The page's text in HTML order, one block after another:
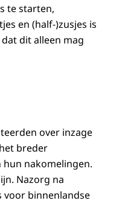
te starten,
en (half-)zusjes is
dit alleen mag
over inzage
breder
nakomelingen.
Nazorg na
voor binnenlandse